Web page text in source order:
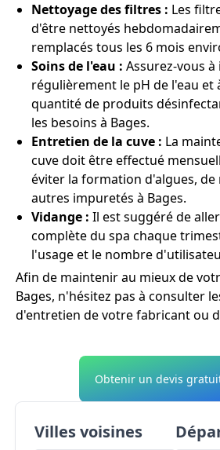
Nettoyage des filtres : Les
d'être nettoyés
remplacés tous les 6 mois
Soins de l'eau : Assurez-vous
régulièrement le pH de l'eau et
quantité de produits
les besoins à Bages.
Entretien de la cuve : La
cuve doit être effectué
éviter la formation d'algues, de
autres impuretés à Bages.
Vidange : Il est suggéré de
complète du spa chaque
l'usage et le nombre
Afin de maintenir au mieux de
Bages, n'hésitez pas à consulter
d'entretien de votre fabricant ou
Obtenir un devis
Villes voisines